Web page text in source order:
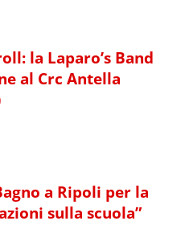
la Laparo’s Band
al Crc Antella
a Ripoli per la
sulla scuola”